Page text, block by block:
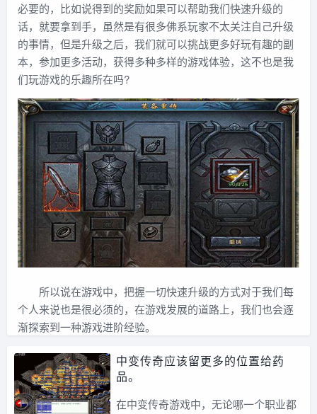
必要的，比如说得到的奖励如果可以帮助我们快速升级的
话，就要拿到手，虽然是有很多佛系玩家不太关注自己升级
的事情，但是升级之后，我们就可以挑战更多好玩有趣的副
本，参加更多活动，获得多种多样的游戏体验，这不也是我
们玩游戏的乐趣所在吗?
所以说在游戏中，把握一切快速升级的方式对于我们每
个人来说也是很必须的，在游戏发展的道路上，我们也会逐
渐探索到一种游戏进阶经验。
中变传奇应该留更多的位置给药
品。
在中变传奇游戏中，无论哪一个职业都